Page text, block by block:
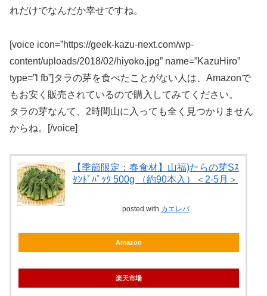
れだけでなんだか幸せですね。
[voice icon=”https://geek-kazu-next.com/wp-
content/uploads/2018/02/hiyoko.jpg” name=”KazuHiro”
type=”l fb”]タラの芽を食べたことがない人は、Amazonで
もお安く販売されているので購入してみてください。
タラの芽なんて、2時間山に入っても全く見つかりません
からね。[/voice]
【季節限定：春食材】山福)たらの芽Sｽ
ﾀﾝﾄﾞﾊﾟｯｸ 500g （約90本入）＜2-5月＞
posted with カエレバ
Amazon
楽天市場